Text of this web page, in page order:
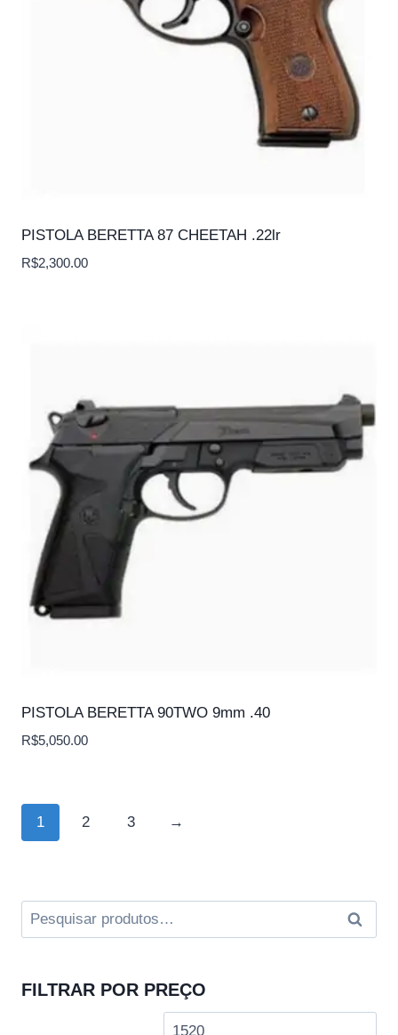
PISTOLA BERETTA 87 CHEETAH .22lr
R$2,300.00
PISTOLA BERETTA 90TWO 9mm .40
R$5,050.00
1 2 3 →
Pesquisar
por:
FILTRAR POR PREÇO
Preço